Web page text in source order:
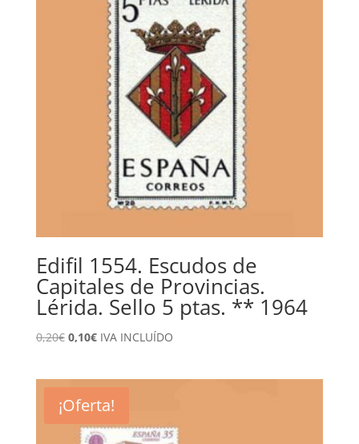
Edifil 1554. Escudos de
Capitales de Provincias.
Lérida. Sello 5 ptas. ** 1964
0,20€ El
0,20€.
0,10€El
0,10€.
IVA INCLUÍDO
¡Oferta!